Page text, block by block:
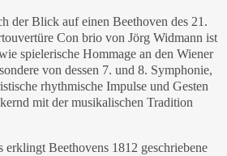
der Blick auf einen Beethoven des 21.
Con brio von Jörg Widmann ist
spielerische Hommage an den Wiener
von dessen 7. und 8. Symphonie,
rhythmische Impulse und Gesten
mit der musikalischen Tradition
erklingt Beethovens 1812 geschriebene